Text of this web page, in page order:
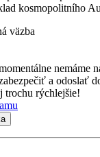
kosmopolitního
väzba
nemáme
a odoslať
trochu rýchlejšie!